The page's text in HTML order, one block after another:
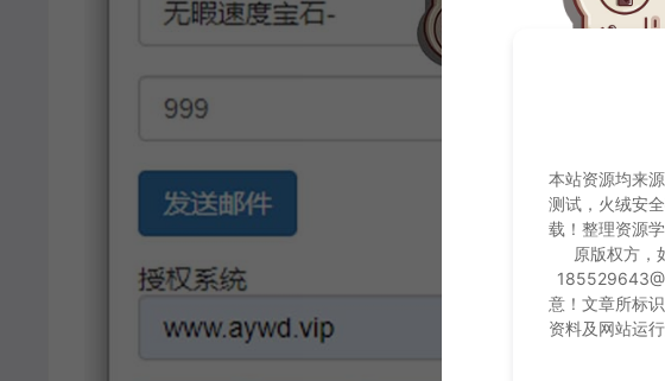
本站资源均来
测试，火绒安
载！整理资源
原版权方，
意！文章所标
资料及网站运